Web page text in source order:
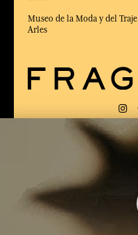
Museo de la Moda y del Traje
Arles
FR